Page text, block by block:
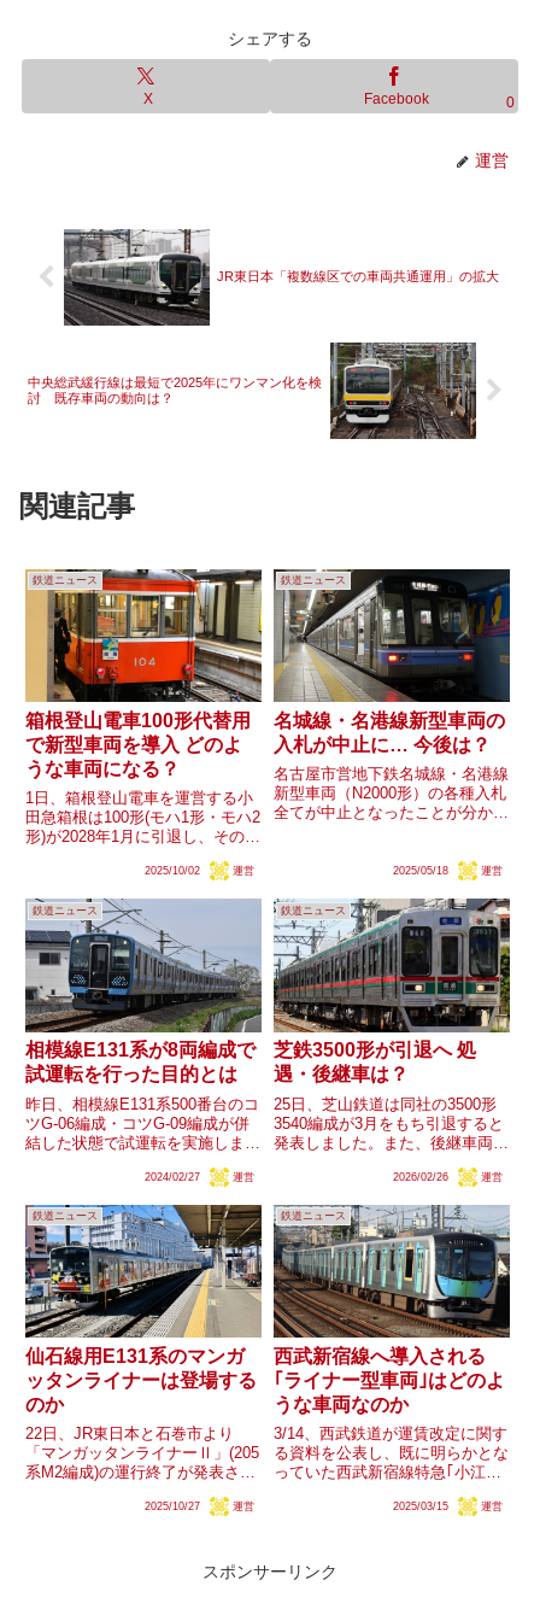
シェアする
X Facebook 0
運営
JR東日本「複数線区での車両共通運用」の拡大
中央総武緩行線は最短で2025年にワンマン化を検
討 既存車両の動向は？
関連記事
鉄道ニュース
箱根登山電車100形代替用
で新型車両を導入 どのよ
うな車両になる？
1日、箱根登山電車を運営する小
田急箱根は100形(モハ1形・モハ2
形)が2028年1月に引退し、その後
した。新型車両の詳細は現時点で
不明ですが、果たしてどのような
車両となるのでしょうか？
2025/10/02 運営
鉄道ニュース
名城線・名港線新型車両の
入札が中止に… 今後は？
名古屋市営地下鉄名城線・名港線
新型車両（N2000形）の各種入札
全てが中止となったことが分かり
ないため」、車体などその他全て
す。新型車両導入は既存の20...
2025/05/18 運営
鉄道ニュース
相模線E131系が8両編成で
試運転を行った目的とは
昨日、相模線E131系500番台のコ
ツG-06編成・コツG-09編成が併
結した状態で試運転を実施しまし
運転を行う0番台が「6両編成ま
番台も3編成の併結による9両編
成は組成しない...
2024/02/27 運営
鉄道ニュース
芝鉄3500形が引退へ 処
遇・後継車は？
25日、芝山鉄道は同社の3500形
3540編成が3月をもち引退すると
発表しました。また、後継車両に
されています。なお、3540編成
車両であり、京成線・芝山鉄道線
の4連ワンマン車の在...
2026/02/26 運営
鉄道ニュース
仙石線用E131系のマンガ
ッタンライナーは登場する
のか
22日、JR東日本と石巻市より
「マンガッタンライナーⅡ」(205
系M2編成)の運行終了が発表され
い、12月8日以降運行される「マ
2025/10/27 運営
鉄道ニュース
西武新宿線へ導入される
｢ライナー型車両｣はどのよ
うな車両なのか
3/14、西武鉄道が運賃改定に関す
る資料を公表し、既に明らかとな
っていた西武新宿線特急｢小江
ー)の置き換えについて、導入さ
西武鉄道では現在、池袋...
2025/03/15 運営
スポンサーリンク